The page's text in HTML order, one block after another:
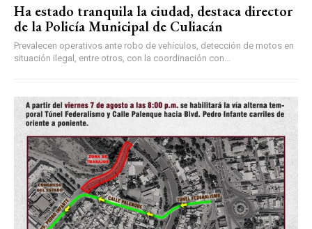
Ha estado tranquila la ciudad, destaca director
de la Policía Municipal de Culiacán
Prevalecen operativos ante robo de vehículos, detección de motos en
situación ilegal, entre otros, con la coordinación con...